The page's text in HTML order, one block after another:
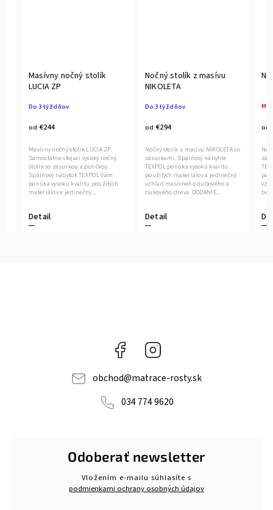
Masívny nočný stolík
LUCIA ZP
Do 3 týždňov
€244
Detail
Masívny nočný stolík LUCIA ZP.
Samostatne stojaci vysoký nočný
stolík so zásuvkou a poličkou.
Spálňový nábytok TEXPOL Vám
ponúka vysokú kvalitu použitých
materiálov a jedinečný...
Nočný stolík z masívu
NIKOLETA
Do 3 týždňov
€294
Detail
Nočný stolík z masívu NIKOLETA so
zásuvkami. Spálňový nábytok
TEXPOL ponúka vysokú kvalitu
použitých materiálov a jedinečný
vzhľad masívneho dubového a
bukového dreva. DODANIE...
Detail
Nočný
vzhľad
Facebook
obchod@matrace-rosty.sk
034 774 9620
Odoberať newsletter
Vložením e-mailu súhlasíte s
podmienkami ochrany osobných údajov